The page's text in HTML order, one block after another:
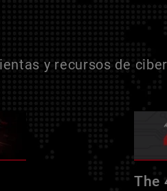
y recursos de
The